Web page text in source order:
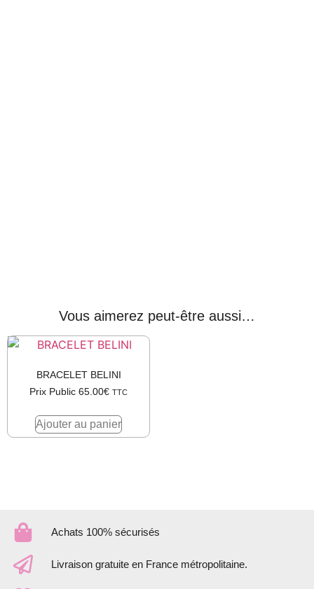
Vous aimerez peut-être aussi…
BRACELET BELINI
Prix Public 65.00€ TTC
Ajouter au panier
Achats 100% sécurisés
Livraison gratuite en France métropolitaine.